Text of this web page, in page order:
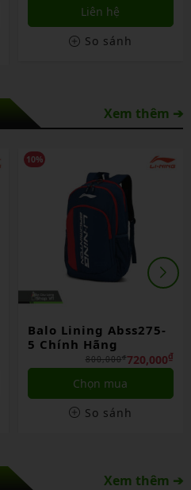
Liên hệ
So sánh
Xem thêm ➔
10%
Balo Lining Abss275-
5 Chính Hãng
720,000₫
800,000₫
Chọn mua
So sánh
Xem thêm ➔